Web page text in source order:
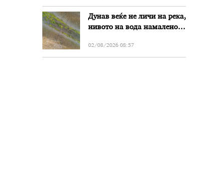
Дунав веќе не личи на река,
нивото на вода намалено
Бугарија
02/08/2026 08:57